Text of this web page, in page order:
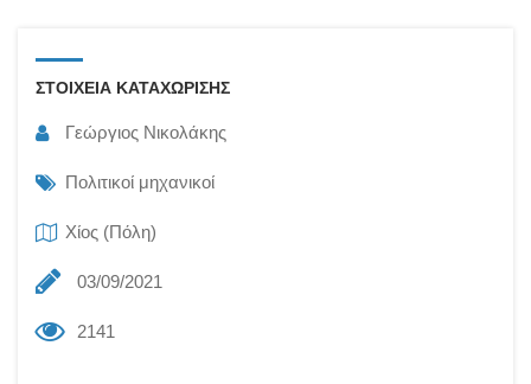
ΣΤΟΙΧΕΙΑ ΚΑΤΑΧΩΡΙΣΗΣ
Γεώργιος Νικολάκης
Πολιτικοί μηχανικοί
Χίος (Πόλη)
03/09/2021
2141